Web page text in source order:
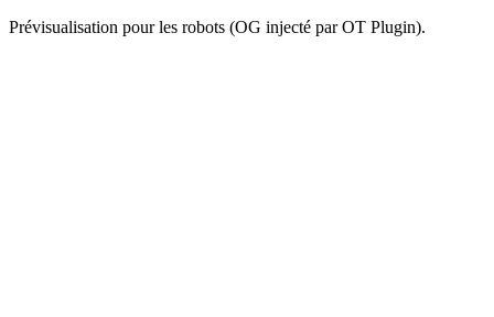
Prévisualisation pour les robots (OG injecté par OT Plugin).